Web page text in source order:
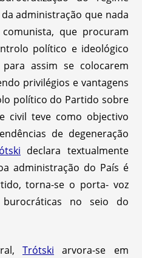
administração que nada
que procuram
político e ideológico
assim se colocarem
privilégios e vantagens
político do Partido sobre
civil teve como objectivo
de degeneração
declara textualmente
administração do País é
torna-se o porta- voz
no seio do
Trótski arvora-se em